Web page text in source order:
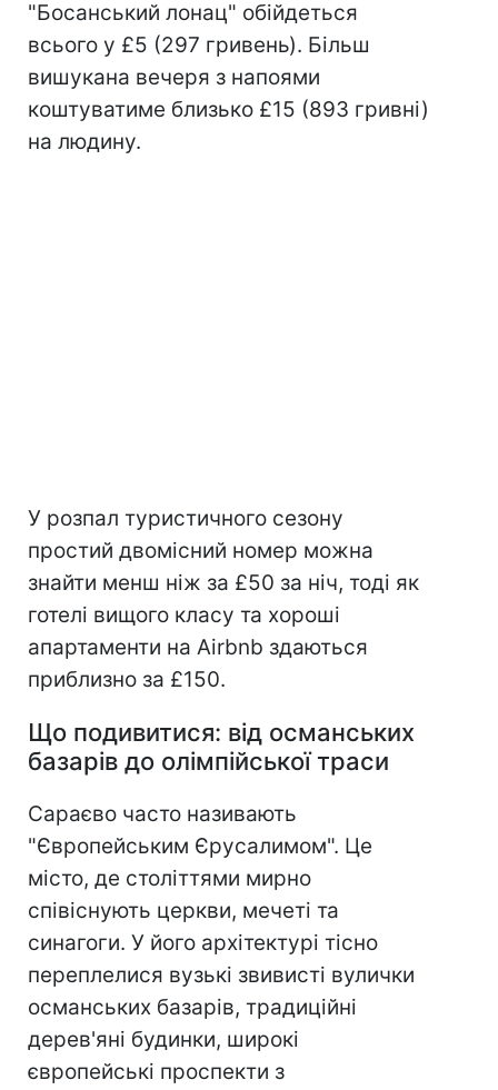
"Босанський лонац" обійдеться
всього у £5 (297 гривень). Більш
вишукана вечеря з напоями
коштуватиме близько £15 (893 гривні)
на людину.
У розпал туристичного сезону
простий двомісний номер можна
знайти менш ніж за £50 за ніч, тоді як
готелі вищого класу та хороші
апартаменти на Airbnb здаються
приблизно за £150.
Що подивитися: від османських
базарів до олімпійської траси
Сараєво часто називають
"Європейським Єрусалимом". Це
місто, де століттями мирно
співіснують церкви, мечеті та
синагоги. У його архітектурі тісно
переплелися вузькі звивисті вулички
османських базарів, традиційні
дерев'яні будинки, широкі
європейські проспекти з